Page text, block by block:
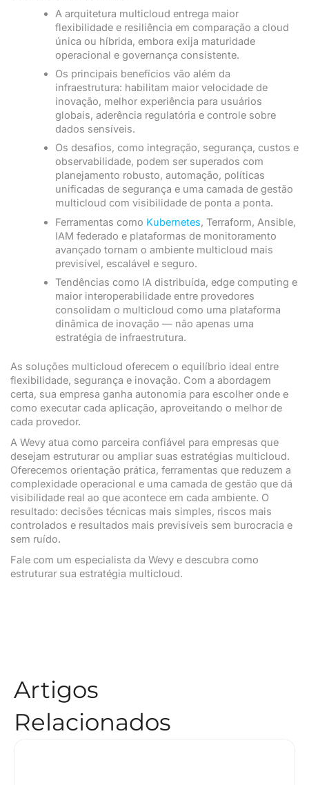
A arquitetura multicloud entrega maior
flexibilidade e resiliência em comparação a cloud
única ou híbrida, embora exija maturidade
operacional e governança consistente.
Os principais benefícios vão além da
infraestrutura: habilitam maior velocidade de
inovação, melhor experiência para usuários
globais, aderência regulatória e controle sobre
dados sensíveis.
Os desafios, como integração, segurança, custos e
observabilidade, podem ser superados com
planejamento robusto, automação, políticas
unificadas de segurança e uma camada de gestão
multicloud com visibilidade de ponta a ponta.
Ferramentas como Kubernetes, Terraform, Ansible,
IAM federado e plataformas de monitoramento
avançado tornam o ambiente multicloud mais
previsível, escalável e seguro.
Tendências como IA distribuída, edge computing e
maior interoperabilidade entre provedores
consolidam o multicloud como uma plataforma
dinâmica de inovação — não apenas uma
estratégia de infraestrutura.
As soluções multicloud oferecem o equilíbrio ideal entre
flexibilidade, segurança e inovação. Com a abordagem
certa, sua empresa ganha autonomia para escolher onde e
como executar cada aplicação, aproveitando o melhor de
cada provedor.
A Wevy atua como parceira confiável para empresas que
desejam estruturar ou ampliar suas estratégias multicloud.
Oferecemos orientação prática, ferramentas que reduzem a
complexidade operacional e uma camada de gestão que dá
visibilidade real ao que acontece em cada ambiente. O
resultado: decisões técnicas mais simples, riscos mais
controlados e resultados mais previsíveis sem burocracia e
sem ruído.
Fale com um especialista da Wevy e descubra como
estruturar sua estratégia multicloud.
Artigos
Relacionados